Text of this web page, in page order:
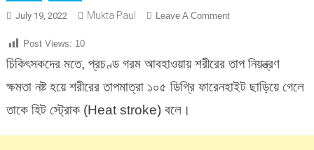
July 19, 2022 Mukta Paul Leave A CommentOn
কি?
হিট
স্ট্রোক
Post Views: 10
চিকিৎসকদের মতে, প্রচণ্ড গরম আবহাওয়ায় শরীরের তাপ নিয়ন্ত্রণ
ক্ষমতা নষ্ট হয়ে শরীরের তাপমাত্রা ১০৫ ডিগ্রি ফারেনহাইট ছাড়িয়ে গেলে
তাকে হিট স্ট্রোক (Heat stroke) বলে।